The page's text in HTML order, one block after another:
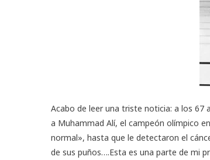
Acabo de leer una triste noticia: a los 67
a Muhammad Alí, el campeón olímpico
normal», hasta que le detectaron el
de sus puños….Esta es una parte de mi